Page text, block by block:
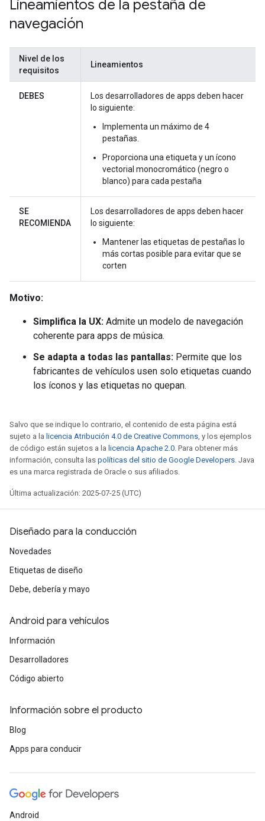
Lineamientos de la pestaña de
navegación
Nivel de los
requisitos
Lineamientos
DEBES
Los desarrolladores de apps deben hacer
lo siguiente:
Implementa un máximo de 4
pestañas.
Proporciona una etiqueta y un ícono
vectorial monocromático (negro o
blanco) para cada pestaña
SE
RECOMIENDA
Los desarrolladores de apps deben hacer
lo siguiente:
Mantener las etiquetas de pestañas lo
más cortas posible para evitar que se
corten
Motivo:
Simplifica la UX: Admite un modelo de navegación
coherente para apps de música.
Se adapta a todas las pantallas: Permite que los
fabricantes de vehículos usen solo etiquetas cuando
los íconos y las etiquetas no quepan.
Salvo que se indique lo contrario, el contenido de esta página está
sujeto a la licencia Atribución 4.0 de Creative Commons, y los ejemplos
de código están sujetos a la licencia Apache 2.0. Para obtener más
información, consulta las políticas del sitio de Google Developers. Java
es una marca registrada de Oracle o sus afiliados.
Última actualización: 2025-07-25 (UTC)
Diseñado para la conducción
Novedades
Etiquetas de diseño
Debe, debería y mayo
Android para vehículos
Información
Desarrolladores
Código abierto
Información sobre el producto
Blog
Apps para conducir
Android